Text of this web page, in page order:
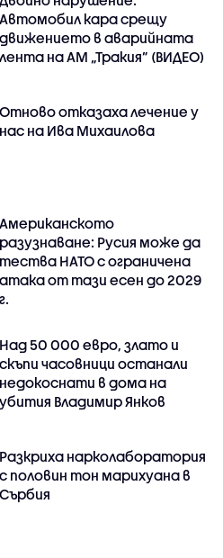
Автомобил кара срещу
движението в аварийната
лента на АМ „Тракия” (ВИДЕО)
Отново отказаха лечение у
нас на Ива Михаилова
Американското
разузнаване: Русия може да
тества НАТО с ограничена
атака от тази есен до 2029
г.
Над 50 000 евро, злато и
скъпи часовници останали
недокоснати в дома на
убития Владимир Янков
Разкриха нарколаборатория
с половин тон марихуана в
Сърбия